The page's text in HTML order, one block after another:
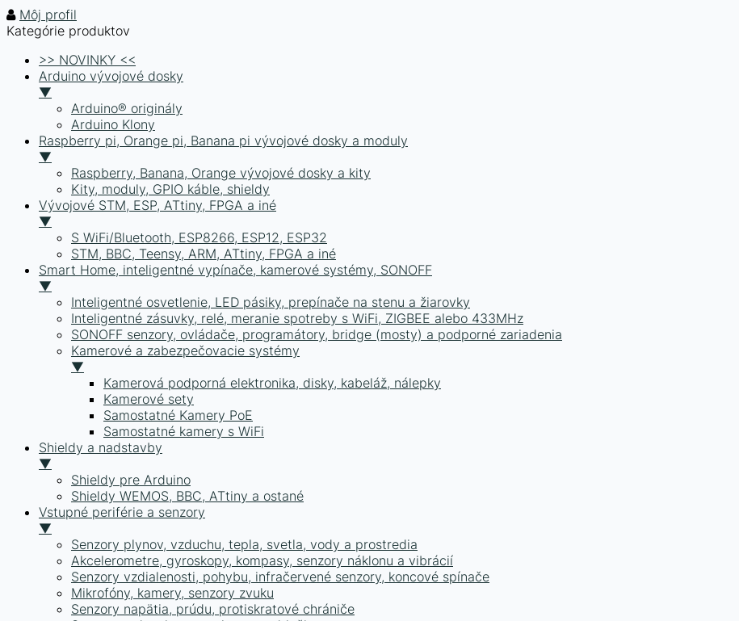
Môj profil
Kategórie produktov
>> NOVINKY <<
Arduino vývojové dosky
▼
Arduino® originály
Arduino Klony
Raspberry pi, Orange pi, Banana pi vývojové dosky a moduly
▼
Raspberry, Banana, Orange vývojové dosky a kity
Kity, moduly, GPIO káble, shieldy
Vývojové STM, ESP, ATtiny, FPGA a iné
▼
S WiFi/Bluetooth, ESP8266, ESP12, ESP32
STM, BBC, Teensy, ARM, ATtiny, FPGA a iné
Smart Home, inteligentné vypínače, kamerové systémy, SONOFF
▼
Inteligentné osvetlenie, LED pásiky, prepínače na stenu a žiarovky
Inteligentné zásuvky, relé, meranie spotreby s WiFi, ZIGBEE alebo 433MHz
SONOFF senzory, ovládače, programátory, bridge (mosty) a podporné zariadenia
Kamerové a zabezpečovacie systémy
▼
Kamerová podporná elektronika, disky, kabeláž, nálepky
Kamerové sety
Samostatné Kamery PoE
Samostatné kamery s WiFi
Shieldy a nadstavby
▼
Shieldy pre Arduino
Shieldy WEMOS, BBC, ATtiny a ostané
Vstupné periférie a senzory
▼
Senzory plynov, vzduchu, tepla, svetla, vody a prostredia
Akcelerometre, gyroskopy, kompasy, senzory náklonu a vibrácií
Senzory vzdialenosti, pohybu, infračervené senzory, koncové spínače
Mikrofóny, kamery, senzory zvuku
Senzory napätia, prúdu, protiskratové chrániče